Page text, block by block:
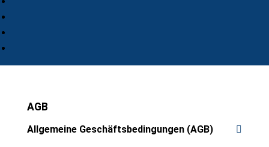
AGB
Allgemeine Geschäftsbedingungen (AGB)